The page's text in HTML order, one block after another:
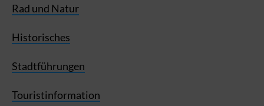
Rad und Natur
Historisches
Stadtführungen
Touristinformation